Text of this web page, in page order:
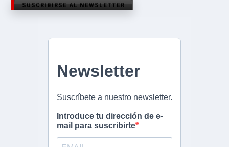
SUSCRIBIRSE AL NEWSLETTER